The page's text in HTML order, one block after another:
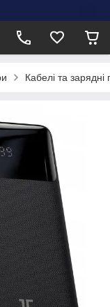
Кабелі та зарядні